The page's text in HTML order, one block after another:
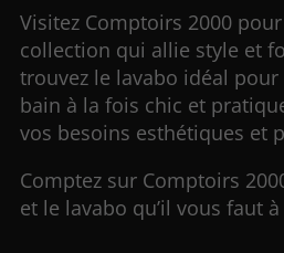
Visitez Comptoirs 2000
collection qui allie style et
trouvez le lavabo idéal
bain à la fois chic et
vos besoins esthétiques et
Comptez sur Comptoirs
et le lavabo qu’il vous faut